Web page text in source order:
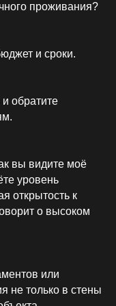
проживания?
и сроки.
обратите
вы видите моё
уровень
открытость к
о высоком
или
не только в стены